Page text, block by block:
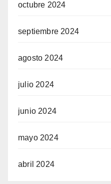
octubre 2024
septiembre 2024
agosto 2024
julio 2024
junio 2024
mayo 2024
abril 2024